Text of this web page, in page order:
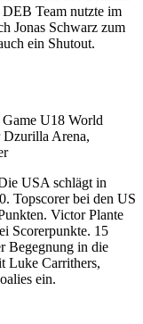
Team nutzte im
Jonas Schwarz zum
ein Shutout.
U18 World
Arena,
USA schlägt in
Topscorer bei den US
Victor Plante
Scorerpunkte. 15
Begegnung in die
Luke Carrithers,
ein.